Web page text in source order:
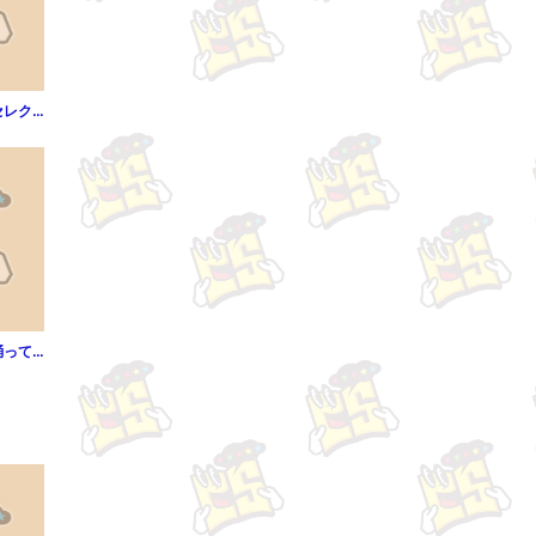
ハーレクイン 名作セレクション vol.170
【電子限定無料版】踊っていただけますか？お姫様 ～舞踏会へようこそ～◆ヴァニラ文庫春フェア